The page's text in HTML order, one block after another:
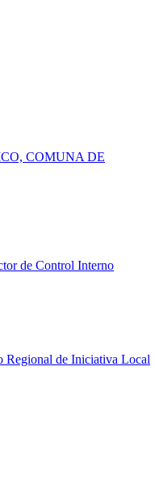
COMUNA DE
de Control Interno
Regional de Iniciativa Local